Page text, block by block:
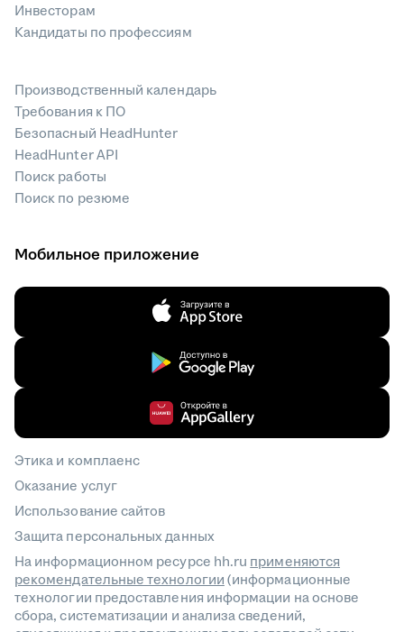
Инвесторам
Кандидаты по профессиям
Производственный календарь
Требования к ПО
Безопасный HeadHunter
HeadHunter API
Поиск работы
Поиск по резюме
Мобильное приложение
Этика и комплаенс
Оказание услуг
Использование сайтов
Защита персональных данных
На информационном ресурсе hh.ru применяются
рекомендательные технологии(информационные
технологии предоставления информации на основе
сбора, систематизации и анализа сведений,